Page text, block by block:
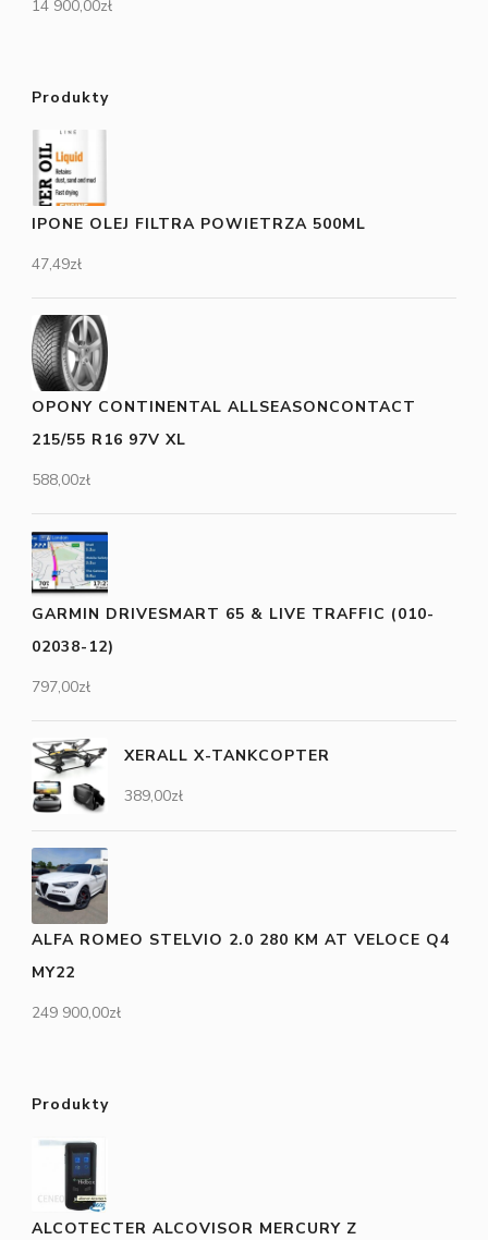
14 900,00zł
Produkty
IPONE OLEJ FILTRA POWIETRZA 500ML
47,49zł
OPONY CONTINENTAL ALLSEASONCONTACT
215/55 R16 97V XL
588,00zł
GARMIN DRIVESMART 65 & LIVE TRAFFIC (010-
02038-12)
797,00zł
XERALL X-TANKCOPTER
389,00zł
ALFA ROMEO STELVIO 2.0 280 KM AT VELOCE Q4
MY22
249 900,00zł
Produkty
ALCOTECTER ALCOVISOR MERCURY Z